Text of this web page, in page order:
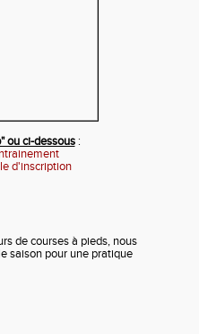
ou ci-dessous:
d'inscription
de courses à pieds, nous
saison pour une pratique